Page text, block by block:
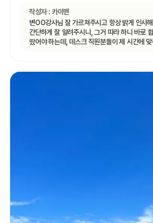
작성자 : 카이맨
변OO강사님 잘 가르쳐주시고 항상 밝게 인사
간단하게 잘 알려주시니, 그거 따라 하니 바로 합격했어요. 면
땄어야 하는데, 데스크 직원분들이 제 시간에